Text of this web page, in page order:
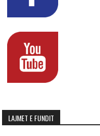
LAJMET E FUNDIT